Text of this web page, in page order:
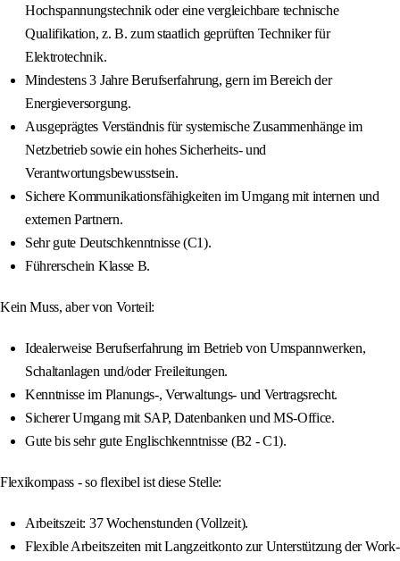
Hochspannungstechnik oder eine vergleichbare technische
Qualifikation, z. B. zum staatlich geprüften Techniker für
Elektrotechnik.
Mindestens 3 Jahre Berufserfahrung, gern im Bereich der
Energieversorgung.
Ausgeprägtes Verständnis für systemische Zusammenhänge im
Netzbetrieb sowie ein hohes Sicherheits- und
Verantwortungsbewusstsein.
Sichere Kommunikationsfähigkeiten im Umgang mit internen und
externen Partnern.
Sehr gute Deutschkenntnisse (C1).
Führerschein Klasse B.
Kein Muss, aber von Vorteil:
Idealerweise Berufserfahrung im Betrieb von Umspannwerken,
Schaltanlagen und/oder Freileitungen.
Kenntnisse im Planungs-, Verwaltungs- und Vertragsrecht.
Sicherer Umgang mit SAP, Datenbanken und MS-Office.
Gute bis sehr gute Englischkenntnisse (B2 - C1).
Flexikompass - so flexibel ist diese Stelle:
Arbeitszeit: 37 Wochenstunden (Vollzeit).
Flexible Arbeitszeiten mit Langzeitkonto zur Unterstützung der Work-